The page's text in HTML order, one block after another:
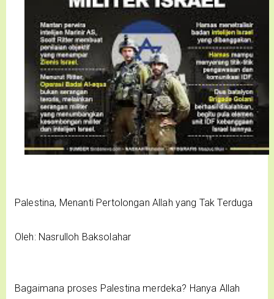
Palestina, Menanti Pertolongan Allah yang Tak Terduga
Oleh: Nasrulloh Baksolahar
Bagaimana proses Palestina merdeka? Hanya Allah